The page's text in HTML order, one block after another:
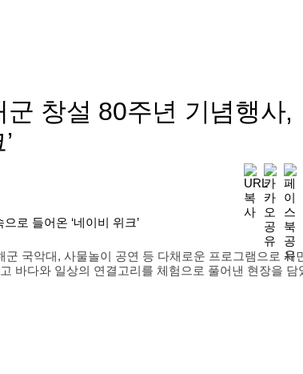
창설 80주년 기념행사,
국악대, 사물놀이 공연 등 다채로운 프로그램으로 시
바다와 일상의 연결고리를 체험으로 풀어낸 현장을 담